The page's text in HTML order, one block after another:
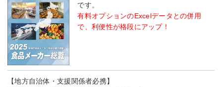
です。
有料オプションのExcelデータとの併用
で、利便性が格段にアップ！
【地方自治体・支援関係者必携】